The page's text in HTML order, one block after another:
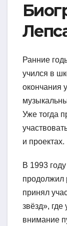
Ранние
учился в
окончания
Уже тогда
и проектах.
В 1993
продолжил
принял
звёзд», где
внимание